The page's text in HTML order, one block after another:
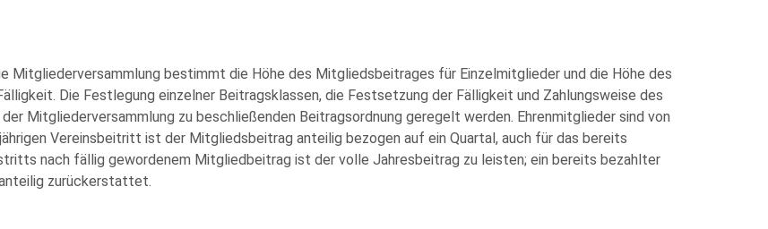
Mitgliederversammlung bestimmt die Höhe des Mitgliedsbeitrages für Einzelmitglieder und die Höhe des
Die Festlegung einzelner Beitragsklassen, die Festsetzung der Fälligkeit und Zahlungsweise des
Mitgliederversammlung zu beschließenden Beitragsordnung geregelt werden. Ehrenmitglieder sind von
Vereinsbeitritt ist der Mitgliedsbeitrag anteilig bezogen auf ein Quartal, auch für das bereits
nach fällig gewordenem Mitgliedbeitrag ist der volle Jahresbeitrag zu leisten; ein bereits bezahlter
zurückerstattet.